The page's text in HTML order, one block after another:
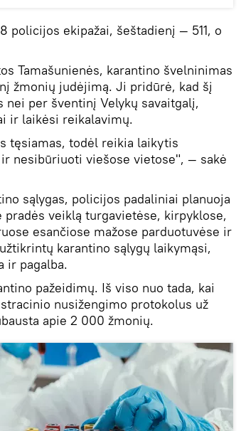
policijos ekipažai, šeštadienį — 511, o
Tamašunienės, karantino švelninimas
žmonių judėjimą. Ji pridūrė, kad šį
per šventinį Velykų savaitgalį,
ir laikėsi reikalavimų.
tęsiamas, todėl reikia laikytis
nesibūriuoti viešose vietose", — sakė
sąlygas, policijos padaliniai planuoja
veiklą turgavietėse, kirpyklose,
esančiose mažose parduotuvėse ir
karantino sąlygų laikymąsi,
ir pagalba.
pažeidimų. Iš viso nuo tada, kai
nusižengimo protokolus už
apie 2 000 žmonių.